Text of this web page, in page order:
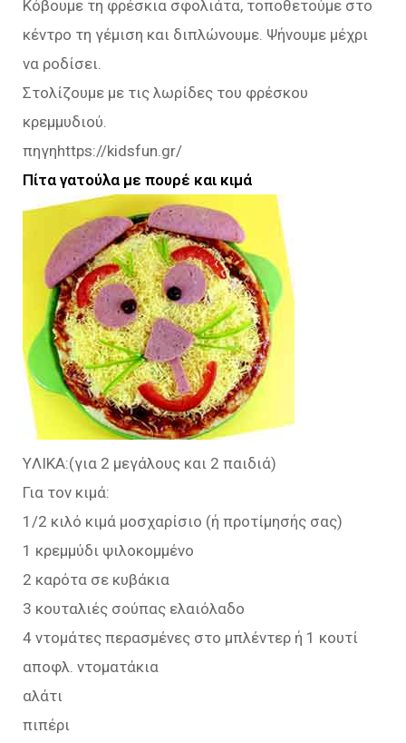
Κόβουμε τη φρέσκια σφολιάτα, τοποθετούμε στο
κέντρο τη γέμιση και διπλώνουμε. Ψήνουμε μέχρι
να ροδίσει.
Στολίζουμε με τις λωρίδες του φρέσκου
κρεμμυδιού.
πηγηhttps://kidsfun.gr/
Πίτα γατούλα με πουρέ και κιμά
YΛΙΚΑ:(για 2 μεγάλους και 2 παιδιά)
Για τον κιμά:
1/2 κιλό κιμά μοσχαρίσιο (ή προτίμησής σας)
1 κρεμμύδι ψιλοκομμένο
2 καρότα σε κυβάκια
3 κουταλιές σούπας ελαιόλαδο
4 ντομάτες περασμένες στο μπλέντερ ή 1 κουτί
αποφλ. ντοματάκια
αλάτι
πιπέρι